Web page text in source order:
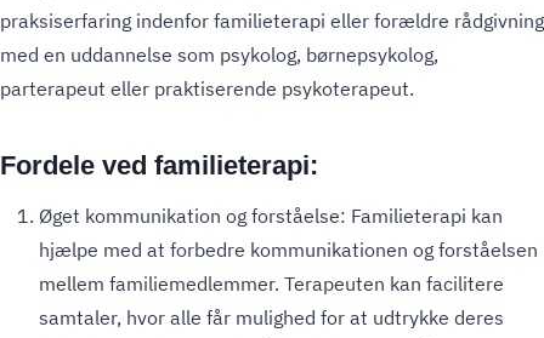
praksiserfaring indenfor familieterapi eller forældre rådgivning
med en uddannelse som psykolog, børnepsykolog,
parterapeut eller praktiserende psykoterapeut.
Fordele ved familieterapi:
Øget kommunikation og forståelse: Familieterapi kan
hjælpe med at forbedre kommunikationen og forståelsen
mellem familiemedlemmer. Terapeuten kan facilitere
samtaler, hvor alle får mulighed for at udtrykke deres